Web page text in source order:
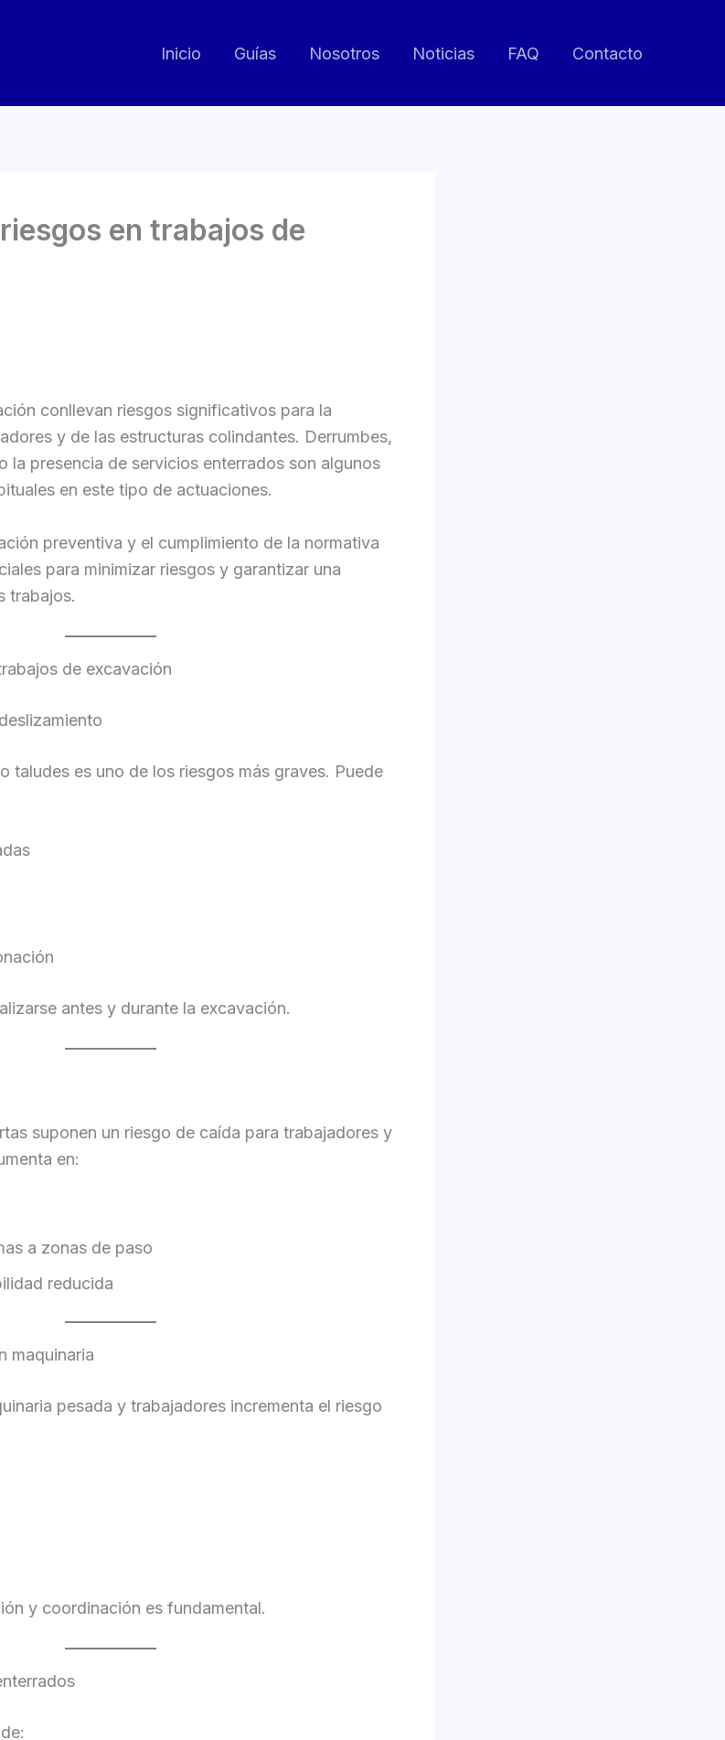
Inicio Guías Nosotros Noticias FAQ Contacto
en trabajos de
conllevan riesgos significativos para la
y de las estructuras colindantes. Derrumbes,
la presencia de servicios enterrados son algunos
en este tipo de actuaciones.
preventiva y el cumplimiento de la normativa
para minimizar riesgos y garantizar una
trabajos.
de excavación
taludes es uno de los riesgos más graves. Puede
antes y durante la excavación.
suponen un riesgo de caída para trabajadores y
en:
a zonas de paso
reducida
maquinaria
pesada y trabajadores incrementa el riesgo
y coordinación es fundamental.